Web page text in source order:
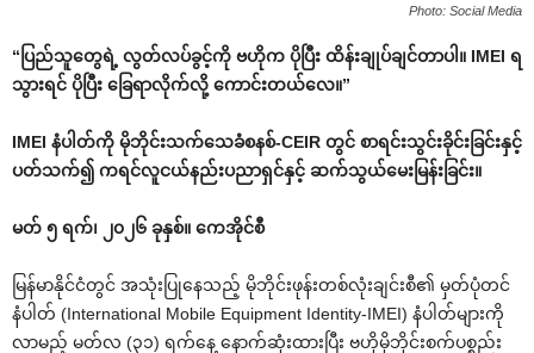
Photo: Social Media
“ပြည်သူတွေရဲ့ လွတ်လပ်ခွင့်ကို ဗဟိုက ပိုပြီး ထိန်းချုပ်ချင်တာပါ။ IMEI ရ
သွားရင် ပိုပြီး ခြေရာလိုက်လို့ ကောင်းတယ်လေ။”
IMEI နံပါတ်ကို မိုဘိုင်းသက်သေခံစနစ်-CEIR တွင် စာရင်းသွင်းခိုင်းခြင်းနှင့်
ပတ်သက်၍ ကရင်လူငယ်နည်းပညာရှင်နှင့် ဆက်သွယ်မေးမြန်းခြင်း။
မတ် ၅ ရက်၊ ၂၀၂၆ ခုနှစ်။ ကေအိုင်စီ
မြန်မာနိုင်ငံတွင် အသုံးပြုနေသည့် မိုဘိုင်းဖုန်းတစ်လုံးချင်းစီ၏ မှတ်ပုံတင်
နံပါတ် (International Mobile Equipment Identity-IMEI) နံပါတ်များကို
လာမည့် မတ်လ (၃၁) ရက်နေ့ နောက်ဆုံးထားပြီး ဗဟိုမိုဘိုင်းစက်ပစ္စည်း